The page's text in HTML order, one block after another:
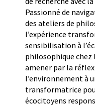
Passionné de
des ateliers de
l’expérience
sensibilisation à
philosophique chez
amener par la
l’environnement à
transformatrice
écocitoyens